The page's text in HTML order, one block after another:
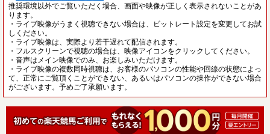
推奨環境以外でご覧いただく場合、画面や映像が正しく表示されないことがあ
ります。
・ライブ映像がうまく視聴できない場合は、ビットレート設定を変更してお試
しください。
・ライブ映像は、実際より若干遅れて配信されます。
・フルスクリーンで視聴の場合は、映像アイコンをクリックしてください。
・音声はメイン映像でのみ、お楽しみいただけます。
・ライブ映像の複数同時視聴は、お客様のパソコンの性能や回線の状態によっ
て、正常にご覧頂くことができない、あるいはパソコンの操作ができない場合
がございます。予めご了承願います。